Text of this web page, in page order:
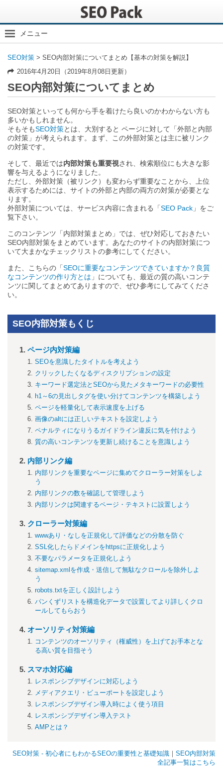
メニュー
内部対策の基本
内部リンク
クローラー対策
スマホ
アナリティクス
その他
SEO対策 > SEO内部対策についてまとめ【基本の対策を解説】
2016年4月20日（2019年8月08日更新）
SEO内部対策についてまとめ
SEO対策といっても何から手を着けたら良いのかわからない方も
多いかもしれません。
そもそもSEO対策とは、大別すると ページに対して「外部と内部
の対策」が考えられます。まず、この外部対策とは主に被リンク
の対策です。
そして、最近では内部対策も重要視され、検索順位にも大きな影
響を与えるようになりました。
ただし、外部対策（被リンク）も変わらず重要なことから、上位
表示するためには、サイトの外部と内部の両方の対策が必要とな
ります。
外部対策については、サービス内容に含まれる「SEO Pack 」をご
覧下さい。
このコンテンツ「内部対策まとめ」では、ぜひ対応しておきたい
SEO内部対策をまとめています。あなたのサイトの内部対策につ
いて大まかなチェックリストの参考にしてください。
また、こちらの「SEOに重要なコンテンツできていますか？良質
なコンテンツの作り方とは 」についても、最近の質の高いコンテ
ンツに関してまとめてありますので、ぜひ参考にしてみてくださ
い。
SEO内部対策もくじ
ページ内対策編
SEOを意識したタイトルを考えよう
クリックしたくなるディスクリプションの設定
キーワード選定法とSEOから見たメタキーワードの必要性
h1～6の見出しタグを使い分けてコンテンツを構築しよう
ページを軽量化して表示速度を上げる
画像のaltには正しいテキストを設定しよう
ペナルティになりうるガイドライン違反に気を付けよう
質の高いコンテンツを更新し続けることを意識しよう
内部リンク編
内部リンクを重要なページに集めてクローラー対策をしよ
う
内部リンクの数を確認して管理しよう
内部リンクは関連するページ・テキストに設置しよう
クローラー対策編
wwwあり・なしを正規化して評価などの分散を防ぐ
SSL化したらドメインをhttpsに正規化しよう
不要なパラメータを正規化しよう
sitemap.xmlを作成・送信して無駄なクロールを除外しよ
う
robots.txtを正しく設計しよう
パンくずリストを構造化データで設置してより詳しくクロ
ールしてもらおう
オーソリティ対策編
コンテンツのオーソリティ（権威性）を上げてお手本とな
る高い質を目指そう
スマホ対応編
レスポンシブデザインに対応しよう
メディアクエリ・ビューポートを設定しよう
レスポンシブデザイン導入時によく使う項目
レスポンシブデザイン導入テスト
AMPとは？
SEO対策 - 初心者にもわかるSEOの重要性と基礎知識 ｜ SEO内部対策
全記事一覧はこちら